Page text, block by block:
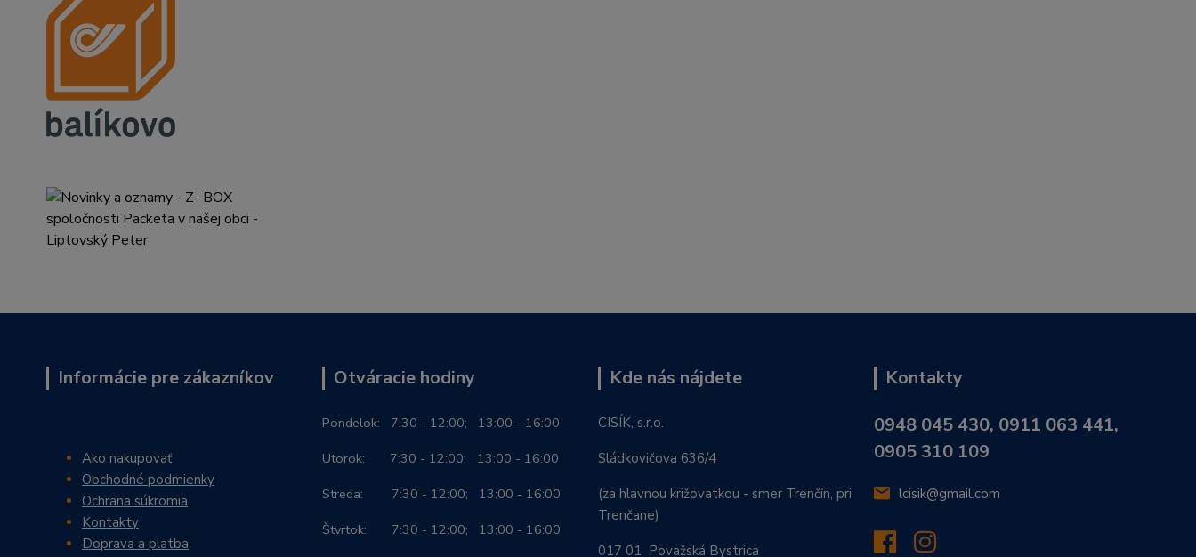
Informácie pre zákazníkov
Ako nakupovať
Obchodné podmienky
Ochrana súkromia
Kontakty
Doprava a platba
Otváracie hodiny
Pondelok: 7:30 - 12:00; 13:00 - 16:00
Utorok: 7:30 - 12:00; 13:00 - 16:00
Streda: 7:30 - 12:00; 13:00 - 16:00
Štvrtok: 7:30 - 12:00; 13:00 - 16:00
Kde nás nájdete
CISÍK, s.r.o.
Sládkovičova 636/4
(za hlavnou križovatkou - smer Trenčín, pri
Trenčane)
017 01 Považská Bystrica
Kontakty
0948 045 430, 0911 063 441,
0905 310 109
lcisik@gmail.com